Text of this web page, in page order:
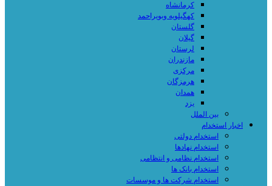
کرمانشاه
کهگیلویه وبویراحمد
گلستان
گیلان
لرستان
مازندران
مرکزی
هرمزگان
همدان
یزد
بین الملل
اخبار استخدام
استخدام دولتی
استخدام نهادها
استخدام نظامی و انتظامی
استخدام بانک ها
استخدام شرکت ها و موسسات